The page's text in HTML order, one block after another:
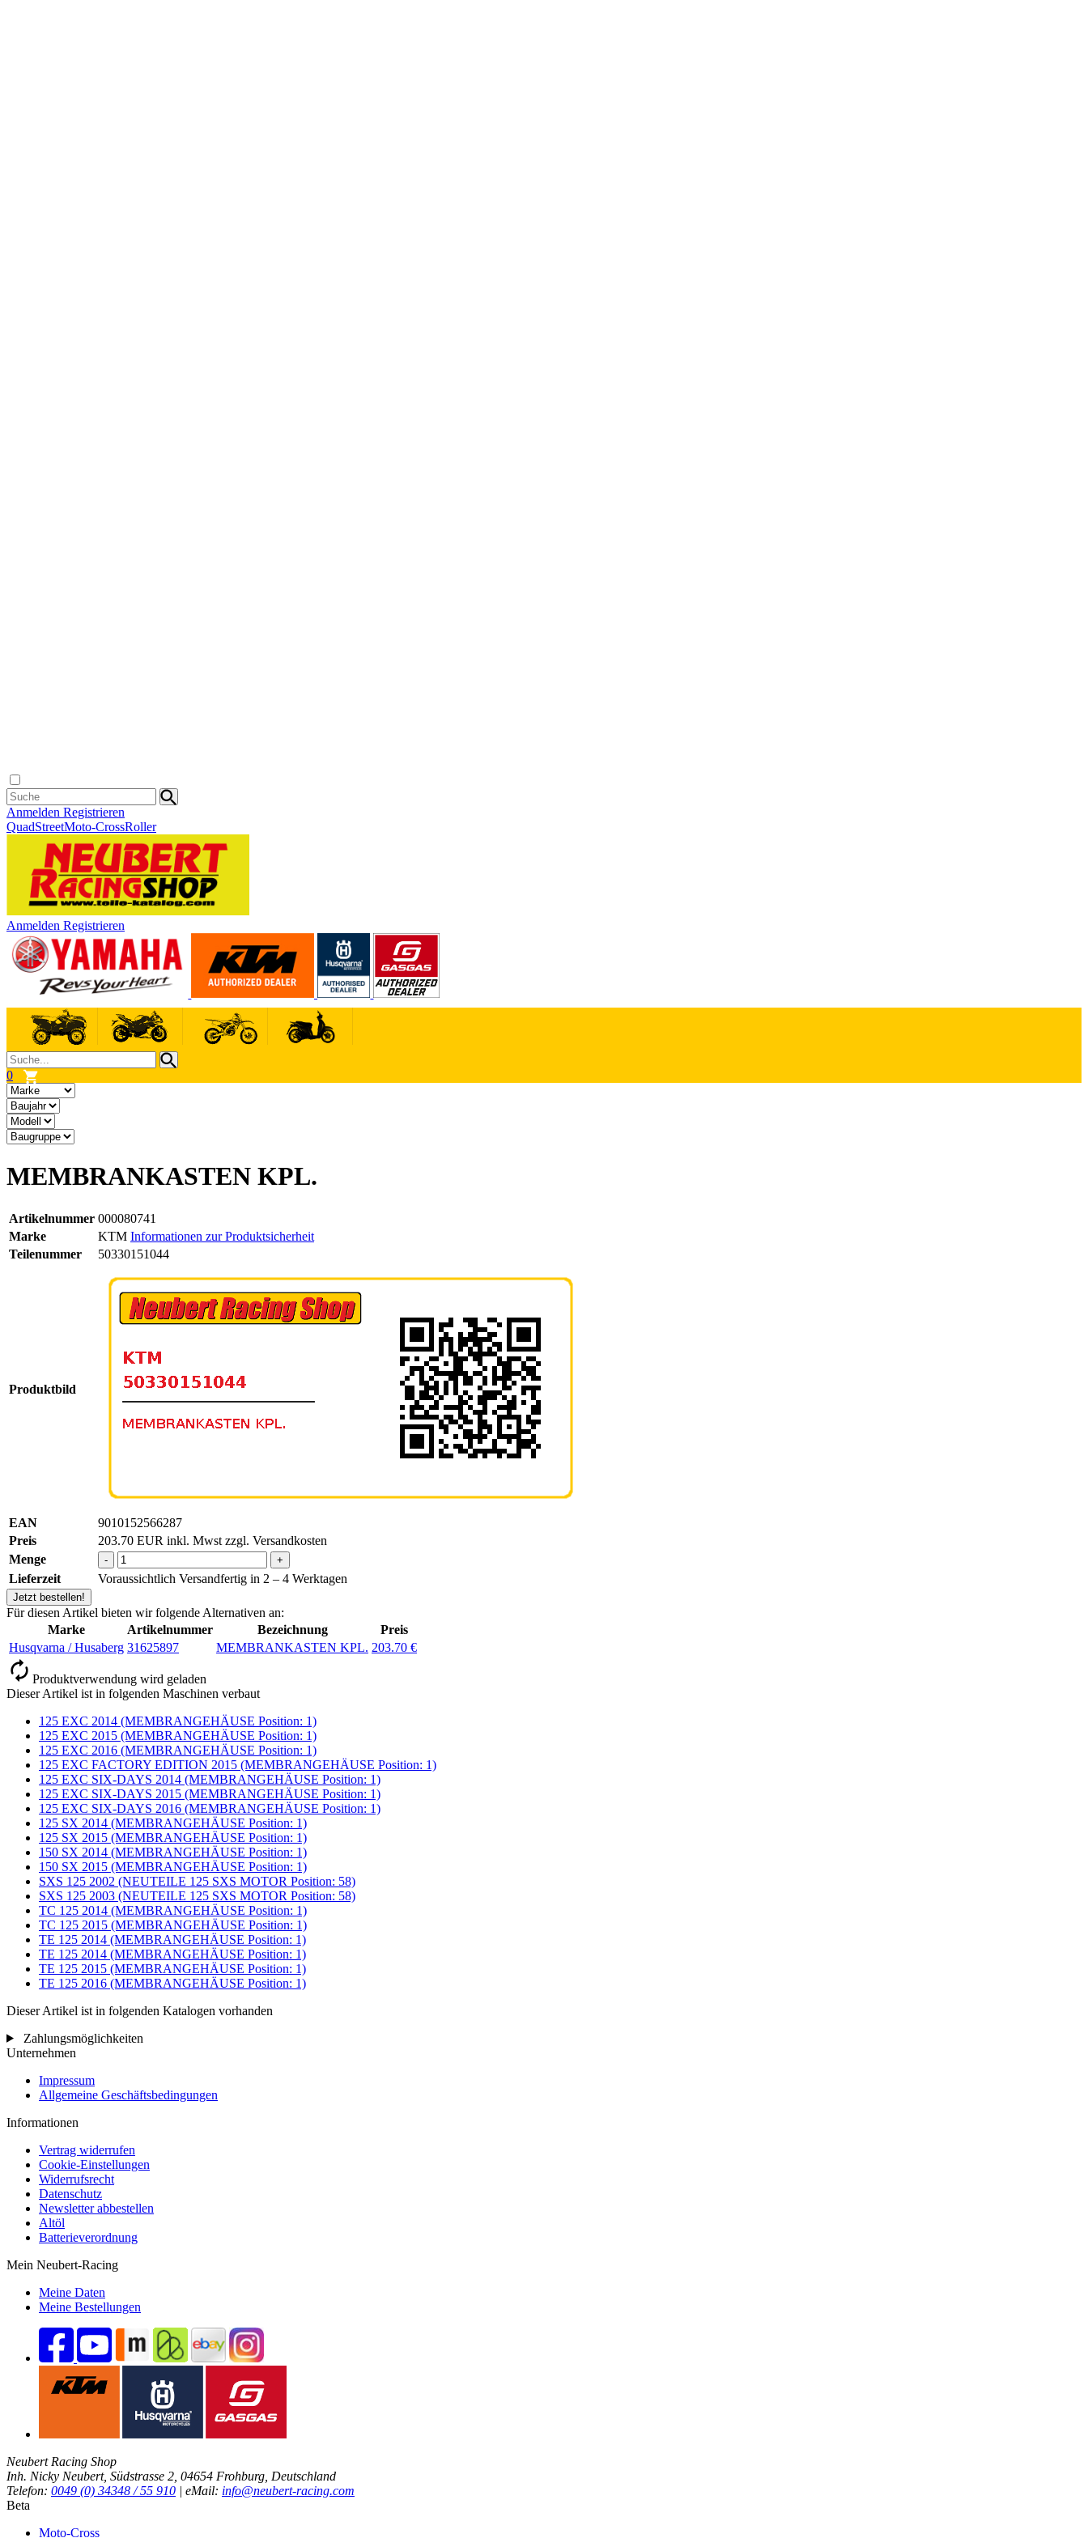
Anmelden Registrieren
QuadStreetMoto-CrossRoller
Anmelden Registrieren
0
MEMBRANKASTEN KPL.
Artikelnummer 000080741
Marke
KTM Informationen zur Produktsicherheit
Teilenummer
50330151044
Produktbild
EAN
9010152566287
Preis
203.70 EUR inkl. Mwst zzgl. Versandkosten
Menge
- +
Lieferzeit Voraussichtlich Versandfertig in 2 – 4 Werktagen
Jetzt bestellen!
Für diesen Artikel bieten wir folgende Alternativen an:
Marke
Artikelnummer Bezeichnung
Preis
Husqvarna / Husaberg 31625897 MEMBRANKASTEN KPL. 203.70 €
Produktverwendung wird geladen
Dieser Artikel ist in folgenden Maschinen verbaut
125 EXC 2014 (MEMBRANGEHÄUSE Position: 1)
125 EXC 2015 (MEMBRANGEHÄUSE Position: 1)
125 EXC 2016 (MEMBRANGEHÄUSE Position: 1)
125 EXC FACTORY EDITION 2015 (MEMBRANGEHÄUSE Position: 1)
125 EXC SIX-DAYS 2014 (MEMBRANGEHÄUSE Position: 1)
125 EXC SIX-DAYS 2015 (MEMBRANGEHÄUSE Position: 1)
125 EXC SIX-DAYS 2016 (MEMBRANGEHÄUSE Position: 1)
125 SX 2014 (MEMBRANGEHÄUSE Position: 1)
125 SX 2015 (MEMBRANGEHÄUSE Position: 1)
150 SX 2014 (MEMBRANGEHÄUSE Position: 1)
150 SX 2015 (MEMBRANGEHÄUSE Position: 1)
SXS 125 2002 (NEUTEILE 125 SXS MOTOR Position: 58)
SXS 125 2003 (NEUTEILE 125 SXS MOTOR Position: 58)
TC 125 2014 (MEMBRANGEHÄUSE Position: 1)
TC 125 2015 (MEMBRANGEHÄUSE Position: 1)
TE 125 2014 (MEMBRANGEHÄUSE Position: 1)
TE 125 2014 (MEMBRANGEHÄUSE Position: 1)
TE 125 2015 (MEMBRANGEHÄUSE Position: 1)
TE 125 2016 (MEMBRANGEHÄUSE Position: 1)
Dieser Artikel ist in folgenden Katalogen vorhanden
Zahlungsmöglichkeiten
Unternehmen
Impressum
Allgemeine Geschäftsbedingungen
Informationen
Vertrag widerrufen
Cookie-Einstellungen
Widerrufsrecht
Datenschutz
Newsletter abbestellen
Altöl
Batterieverordnung
Mein Neubert-Racing
Meine Daten
Meine Bestellungen
Neubert Racing Shop
Inh. Nicky Neubert, Südstrasse 2, 04654 Frohburg, Deutschland
Telefon: 0049 (0) 34348 / 55 910 | eMail: info@neubert-racing.com
Beta
Moto-Cross